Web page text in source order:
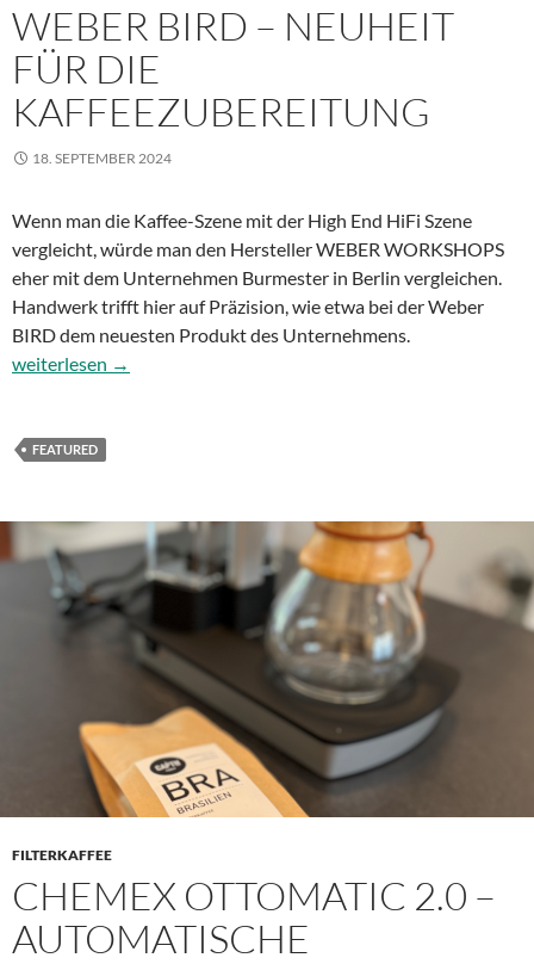
WEBER BIRD – NEUHEIT
FÜR DIE
KAFFEEZUBEREITUNG
18. SEPTEMBER 2024
Wenn man die Kaffee-Szene mit der High End HiFi Szene
vergleicht, würde man den Hersteller WEBER WORKSHOPS
eher mit dem Unternehmen Burmester in Berlin vergleichen.
Handwerk trifft hier auf Präzision, wie etwa bei der Weber
BIRD dem neuesten Produkt des Unternehmens.
Weber BIRD – Neuheit für die Kaffeezubereitung
weiterlesen →
FEATURED
FILTERKAFFEE
CHEMEX OTTOMATIC 2.0 –
AUTOMATISCHE